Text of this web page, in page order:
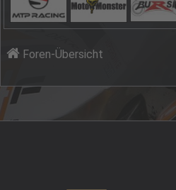
Foren-Übersicht